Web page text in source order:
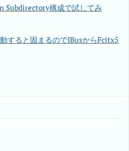
Subdirectory構成で試してみ
すると固まるのでIBusからFcitx5